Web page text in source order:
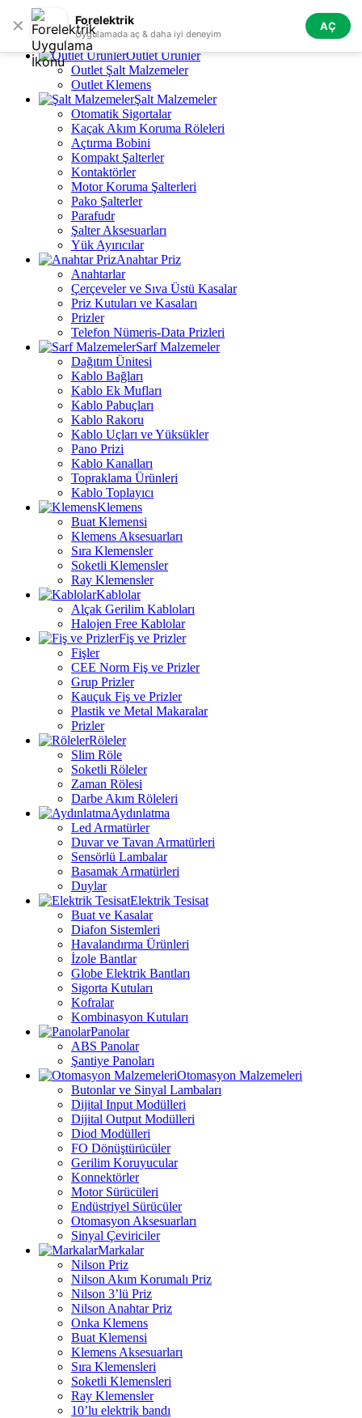
✕ Forelektrik
Uygulamada aç & daha iyi deneyim
AÇ
Skip to navigation Skip to main content
Tüm Kategoriler
Outlet Ürünler
Outlet Şalt Malzemeler
Outlet Klemens
Şalt Malzemeler
Otomatik Sigortalar
Kaçak Akım Koruma Röleleri
Açtırma Bobini
Kompakt Şalterler
Kontaktörler
Motor Koruma Şalterleri
Pako Şalterler
Parafudr
Şalter Aksesuarları
Yük Ayırıcılar
Anahtar Priz
Anahtarlar
Çerçeveler ve Sıva Üstü Kasalar
Priz Kutuları ve Kasaları
Prizler
Telefon Nümeris-Data Prizleri
Sarf Malzemeler
Dağıtım Ünitesi
Kablo Bağları
Kablo Ek Mufları
Kablo Pabuçları
Kablo Rakoru
Kablo Uçları ve Yüksükler
Pano Prizi
Kablo Kanalları
Topraklama Ürünleri
Kablo Toplayıcı
Klemens
Buat Klemensi
Klemens Aksesuarları
Sıra Klemensler
Soketli Klemensler
Ray Klemensler
Kablolar
Alçak Gerilim Kabloları
Halojen Free Kablolar
Fiş ve Prizler
Fişler
CEE Norm Fiş ve Prizler
Grup Prizler
Kauçuk Fiş ve Prizler
Plastik ve Metal Makaralar
Prizler
Röleler
Slim Röle
Soketli Röleler
Zaman Rölesi
Darbe Akım Röleleri
Aydınlatma
Led Armatürler
Duvar ve Tavan Armatürleri
Sensörlü Lambalar
Basamak Armatürleri
Duylar
Elektrik Tesisat
Buat ve Kasalar
Diafon Sistemleri
Havalandırma Ürünleri
İzole Bantlar
Globe Elektrik Bantları
Sigorta Kutuları
Kofralar
Kombinasyon Kutuları
Panolar
ABS Panolar
Şantiye Panoları
Otomasyon Malzemeleri
Butonlar ve Sinyal Lambaları
Dijital Input Modülleri
Dijital Output Modülleri
Diod Modülleri
FO Dönüştürücüler
Gerilim Koruyucular
Konnektörler
Motor Sürücüleri
Endüstriyel Sürücüler
Otomasyon Aksesuarları
Sinyal Çeviriciler
Markalar
Nilson Priz
Nilson Akım Korumalı Priz
Nilson 3’lü Priz
Nilson Anahtar Priz
Onka Klemens
Buat Klemensi
Klemens Aksesuarları
Sıra Klemensleri
Soketli Klemensleri
Ray Klemensler
10’lu elektrik bandı